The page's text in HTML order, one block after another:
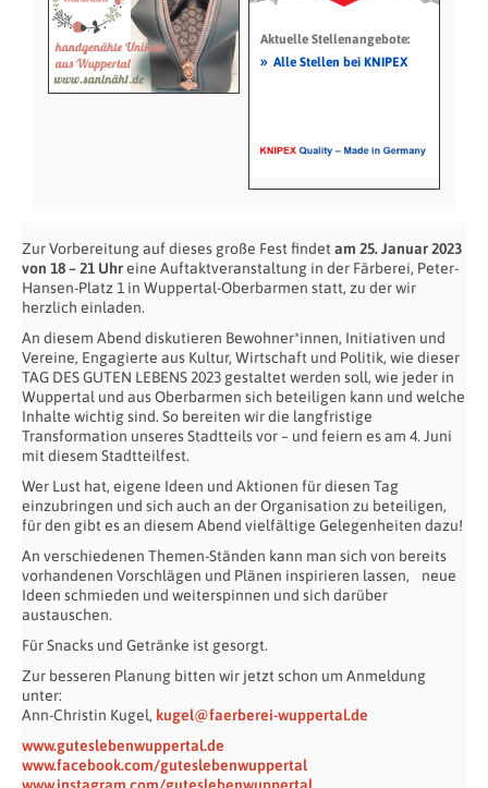
Aktuelle Stellenangebote:
» Alle Stellen bei KNIPEX
Zur Vorbereitung auf dieses große Fest findet am 25. Januar 2023
von 18 – 21 Uhreine Auftaktveranstaltung in der Färberei, Peter-
Hansen-Platz 1 in Wuppertal-Oberbarmen statt, zu der wir
herzlich einladen.
An diesem Abend diskutieren Bewohner*innen, Initiativen und
Vereine, Engagierte aus Kultur, Wirtschaft und Politik, wie dieser
TAG DES GUTEN LEBENS 2023 gestaltet werden soll, wie jeder in
Wuppertal und aus Oberbarmen sich beteiligen kann und welche
Inhalte wichtig sind. So bereiten wir die langfristige
Transformation unseres Stadtteils vor – und feiern es am 4. Juni
mit diesem Stadtteilfest.
Wer Lust hat, eigene Ideen und Aktionen für diesen Tag
einzubringen und sich auch an der Organisation zu beteiligen,
für den gibt es an diesem Abend vielfältige Gelegenheiten dazu!
An verschiedenen Themen-Ständen kann man sich von bereits
vorhandenen Vorschlägen und Plänen inspirieren lassen, neue
Ideen schmieden und weiterspinnen und sich darüber
austauschen.
Für Snacks und Getränke ist gesorgt.
Zur besseren Planung bitten wir jetzt schon um Anmeldung
unter:
Ann-Christin Kugel, kugel@faerberei-wuppertal.de
www.guteslebenwuppertal.de
www.facebook.com/guteslebenwuppertal
www.instagram.com/guteslebenwuppertal